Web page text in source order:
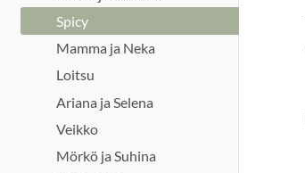
Spicy
Mamma ja Neka
Loitsu
Ariana ja Selena
Veikko
Mörkö ja Suhina